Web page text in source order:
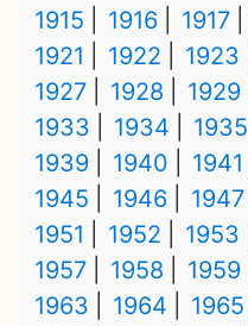
1915
1916 1917
1921
1922 1923
1927
1928 1929
1933
1934 1935
1939
1940 1941
1945
1946 1947
1951
1952 1953
1957
1958 1959
1963
1964 1965